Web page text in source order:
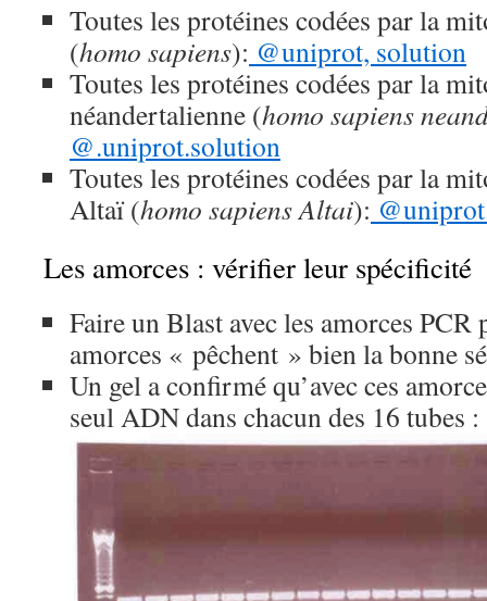
Toutes les protéines codées par la
(homo sapiens): @uniprot, solution
Toutes les protéines codées par la
néandertalienne (homo sapiens
@.uniprot.solution
Toutes les protéines codées par la
Altaï (homo sapiens Altai):
Les amorces : vérifier leur spécificité
Faire un Blast avec les amorces
amorces « pêchent » bien la bonne
Un gel a confirmé qu’avec ces
seul ADN dans chacun des 16 tubes :